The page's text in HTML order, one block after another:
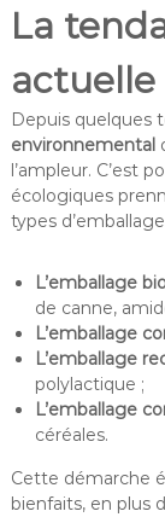
La
actuelle
Depuis quelques
environnemental
l’ampleur. C’est
écologiques
types
L’emballage
de canne,
L’emballage
L’emballage
polylactique ;
L’emballage
céréales.
Cette démarche
bienfaits, en plus